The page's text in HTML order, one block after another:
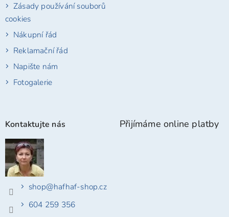
Zásady používání souborů
cookies
Nákupní řád
Reklamační řád
Napište nám
Fotogalerie
Kontaktujte nás
shop@hafhaf-shop.cz
604 259 356
Přijímáme online platby